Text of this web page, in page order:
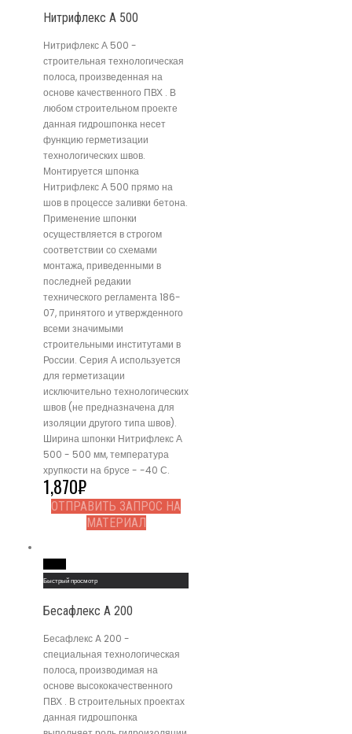
Нитрифлекс А 500
Нитрифлекс А 500 -
строительная технологическая
полоса, произведенная на
основе качественного ПВХ . В
любом строительном проекте
данная гидрошпонка несет
функцию герметизации
технологических швов.
Монтируется шпонка
Нитрифлекс А 500 прямо на
шов в процессе заливки бетона.
Применение шпонки
осуществляется в строгом
соответствии со схемами
монтажа, приведенными в
последней редакии
технического регламента 186-
07, принятого и утвержденного
всеми значимыми
строительными институтами в
России. Серия А используется
для герметизации
исключительно технологических
швов (не предназначена для
изоляции другого типа швов).
Ширина шпонки Нитрифлекс А
500 - 500 мм, температура
хрупкости на брусе - -40 С.
1,870₽
ОТПРАВИТЬ ЗАПРОС НА
МАТЕРИАЛ
Быстрый просмотр
Бесафлекс A 200
Бесафлекс A 200 -
специальная технологическая
полоса, производимая на
основе высококачественного
ПВХ . В строительных проектах
данная гидрошпонка